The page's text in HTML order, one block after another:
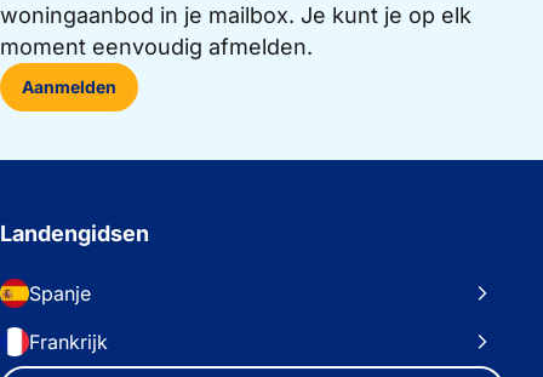
woningaanbod in je mailbox. Je kunt je op elk
moment eenvoudig afmelden.
Aanmelden
Landengidsen
Spanje
Frankrijk